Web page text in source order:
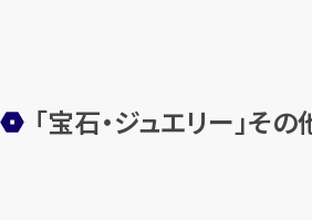
「宝石・ジュエリー」そ